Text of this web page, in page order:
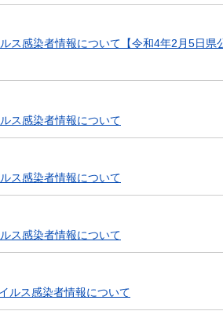
ス感染者情報について【令和4年2月5日県
ス感染者情報について
ス感染者情報について
ス感染者情報について
ルス感染者情報について